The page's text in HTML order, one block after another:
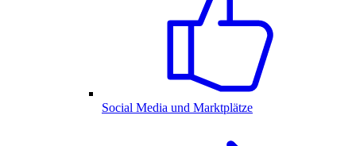
Social Media und Marktplätze